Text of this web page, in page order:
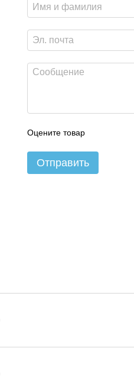
Оцените товар
Отправить